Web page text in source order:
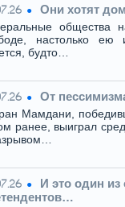
Они хотят
общества
настолько ею
будто…
От
Мамдани,
ранее, выиграл
И это один